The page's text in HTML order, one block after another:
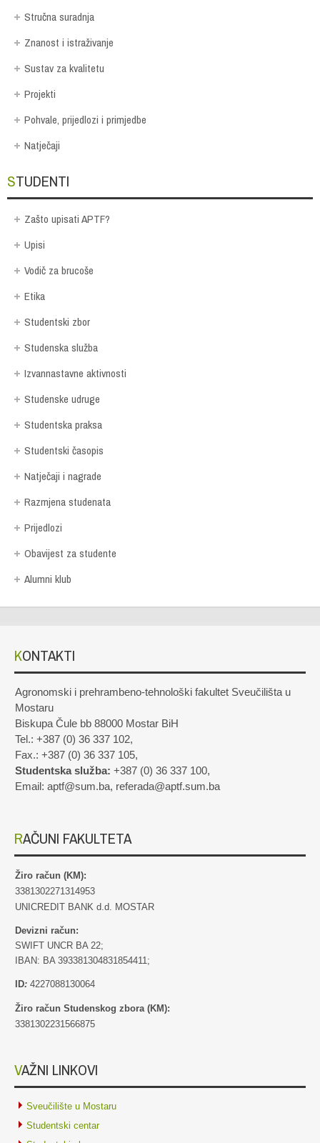
Stručna suradnja
Znanost i istraživanje
Sustav za kvalitetu
Projekti
Pohvale, prijedlozi i primjedbe
Natječaji
STUDENTI
Zašto upisati APTF?
Upisi
Vodič za brucoše
Etika
Studentski zbor
Studenska služba
Izvannastavne aktivnosti
Studenske udruge
Studentska praksa
Studentski časopis
Natječaji i nagrade
Razmjena studenata
Prijedlozi
Obavijest za studente
Alumni klub
KONTAKTI
Agronomski i prehrambeno-tehnološki fakultet Sveučilišta u
Mostaru
Biskupa Čule bb 88000 Mostar BiH
Tel.: +387 (0) 36 337 102,
Fax.: +387 (0) 36 337 105,
Studentska služba: +387 (0) 36 337 100,
Email: aptf@sum.ba, referada@aptf.sum.ba
RAČUNI FAKULTETA
Žiro račun (KM):
3381302271314953
UNICREDIT BANK d.d. MOSTAR
Devizni račun:
SWIFT UNCR BA 22;
IBAN: BA 393381304831854411;
ID: 4227088130064
Žiro račun Studenskog zbora (KM):
3381302231566875
VAŽNI LINKOVI
Sveučilište u Mostaru
Studentski centar